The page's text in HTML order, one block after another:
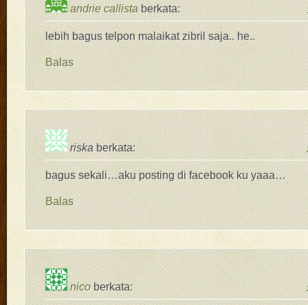
andrie callista berkata:
lebih bagus telpon malaikat zibril saja.. he..
Balas
riska berkata:
bagus sekali…aku posting di facebook ku yaaa…
Balas
nico berkata: